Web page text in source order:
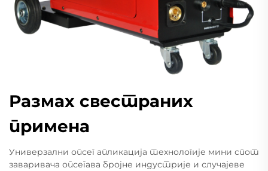
Размах свестраних
примена
Универзални опсег апликација технологије мини спот
заваривача опсегава бројне индустрије и случајеве